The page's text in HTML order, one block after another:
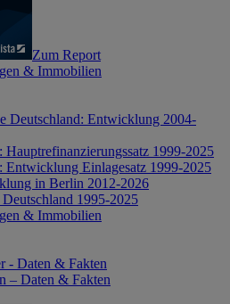
Zum Report
& Immobilien
Deutschland: Entwicklung 2004-
1999-2025
Entwicklung Einlagesatz 1999-2025
in Berlin 2012-2026
1995-2025
& Immobilien
- Daten & Fakten
– Daten & Fakten